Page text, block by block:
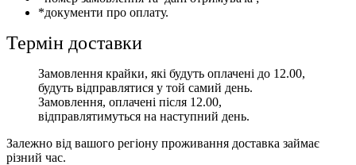
*документи про оплату.
Термін доставки
Замовлення крайки, які будуть оплачені до 12.00,
будуть відправлятися у той самий день.
Замовлення, оплачені після 12.00,
відправлятимуться на наступний день.
Залежно від вашого регіону проживання доставка займає
різний час.